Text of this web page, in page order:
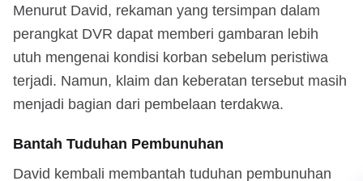
Menurut David, rekaman yang tersimpan dalam
perangkat DVR dapat memberi gambaran lebih
utuh mengenai kondisi korban sebelum peristiwa
terjadi. Namun, klaim dan keberatan tersebut masih
menjadi bagian dari pembelaan terdakwa.
Bantah Tuduhan Pembunuhan
David kembali membantah tuduhan pembunuhan